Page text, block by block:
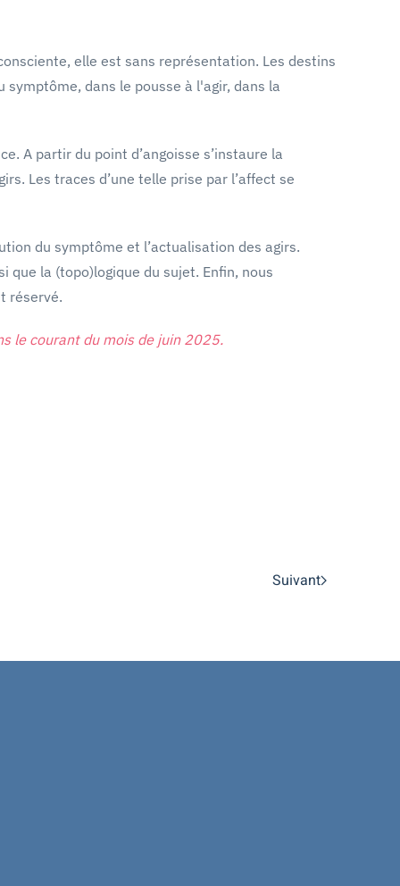
elle est sans représentation. Les destins
dans le pousse à l'agir, dans la
A partir du point d’angoisse s’instaure la
Les traces d’une telle prise par l’affect se
du symptôme et l’actualisation des agirs.
que la (topo)logique du sujet. Enfin, nous
réservé.
le courant du mois de juin 2025.
Suivant